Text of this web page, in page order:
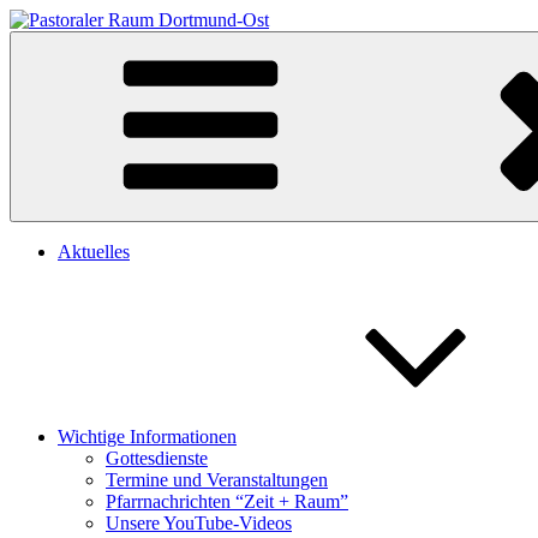
Zum
Inhalt
Heilige Schutzengel Dortmund
Herzlich willkommen auf unserer Homepage
Aktuelles
Wichtige Informationen
Gottesdienste
Termine und Veranstaltungen
Pfarrnachrichten “Zeit + Raum”
Unsere YouTube-Videos